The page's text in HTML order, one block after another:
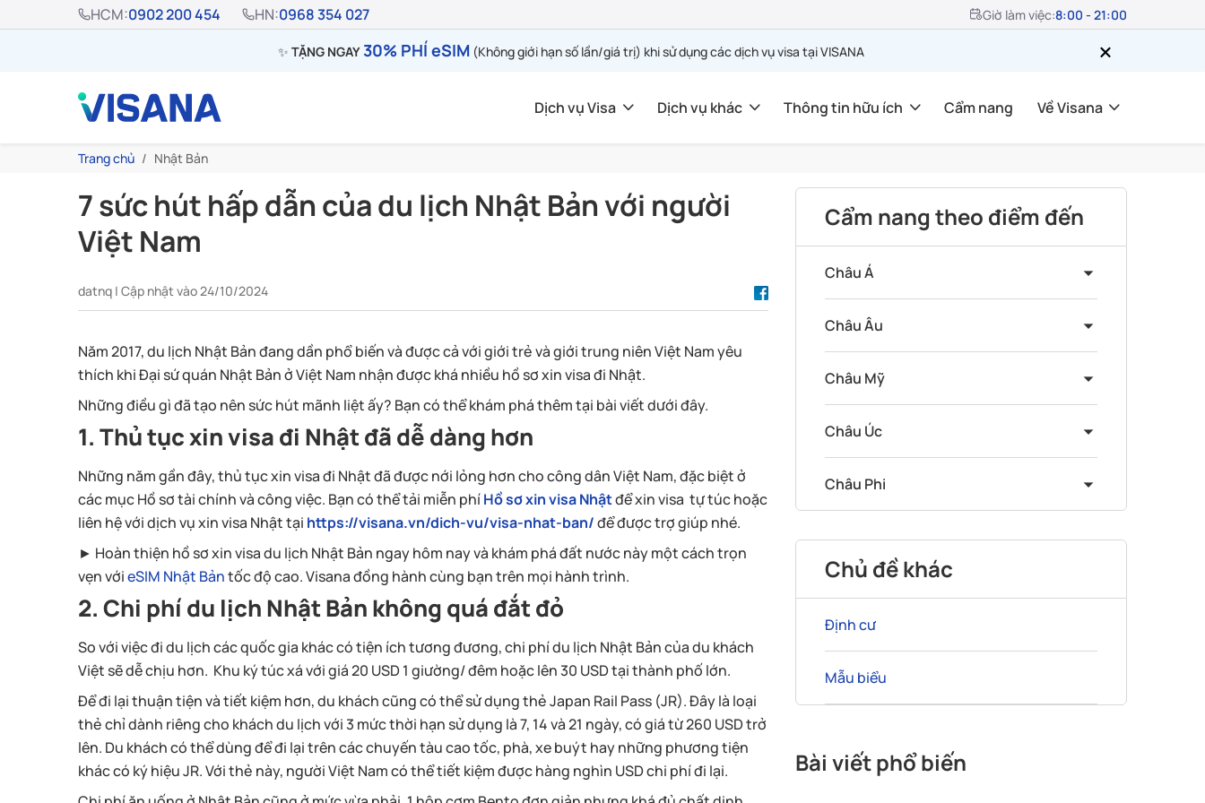
HCM:0902 200 454 HN:0968 354 027 Giờ làm việc:8:00 - 21:00
✨ TẶNG NGAY30% PHÍ eSIM (Không giới hạn số lần/giá trị) khi sử dụng các dịch vụ visa tại VISANA
Dịch vụ Visa Dịch vụ khác Thông tin hữu ích Cẩm nang Về Visana
Trang chủ Nhật Bản
7 sức hút hấp dẫn của du lịch Nhật Bản với người
Việt Nam
datnq | Cập nhật vào 24/10/2024
Năm 2017, du lịch Nhật Bản đang dần phổ biến và được cả với giới trẻ và giới trung niên Việt Nam yêu
thích khi Đại sứ quán Nhật Bản ở Việt Nam nhận được khá nhiều hồ sơ xin visa đi Nhật.
Những điều gì đã tạo nên sức hút mãnh liệt ấy? Bạn có thể khám phá thêm tại bài viết dưới đây.
1. Thủ tục xin visa đi Nhật đã dễ dàng hơn
Những năm gần đây, thủ tục xin visa đi Nhật đã được nới lỏng hơn cho công dân Việt Nam, đặc biệt ở
các mục Hồ sơ tài chính và công việc. Bạn có thể tải miễn phíHồ sơ xin visa Nhậtđể xin visa tự túc hoặc
liên hệ với dịch vụ xin visa Nhật tại https://visana.vn/dich-vu/visa-nhat-ban/để được trợ giúp nhé.
► Hoàn thiện hồ sơ xin visa du lịch Nhật Bản ngay hôm nay và khám phá đất nước này một cách trọn
vẹn vớieSIM Nhật Bảntốc độ cao. Visana đồng hành cùng bạn trên mọi hành trình.
2. Chi phí du lịch Nhật Bản không quá đắt đỏ
So với việc đi du lịch các quốc gia khác có tiện ích tương đương, chi phí du lịch Nhật Bản của du khách
Việt sẽ dễ chịu hơn. Khu ký túc xá với giá 20 USD 1 giường/ đêm hoặc lên 30 USD tại thành phố lớn.
Để đi lại thuận tiện và tiết kiệm hơn, du khách cũng có thể sử dụng thẻ Japan Rail Pass (JR). Đây là loại
thẻ chỉ dành riêng cho khách du lịch với 3 mức thời hạn sử dụng là 7, 14 và 21 ngày, có giá từ 260 USD trở
lên. Du khách có thể dùng để đi lại trên các chuyến tàu cao tốc, phà, xe buýt hay những phương tiện
khác có ký hiệu JR. Với thẻ này, người Việt Nam có thể tiết kiệm được hàng nghìn USD chi phí đi lại.
Cẩm nang theo điểm đến
Châu Á
Châu Âu
Châu Mỹ
Châu Úc
Châu Phi
Chủ đề khác
Định cư
Mẫu biểu
Bài viết phổ biến